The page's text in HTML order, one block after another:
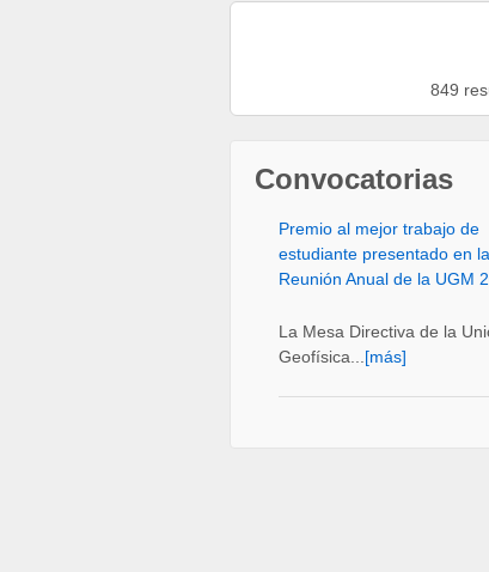
849
Convocatorias
Premio al mejor trabajo de
estudiante presentado en la
Reunión Anual de la UGM
La Mesa Directiva de la
Geofísica... [más]